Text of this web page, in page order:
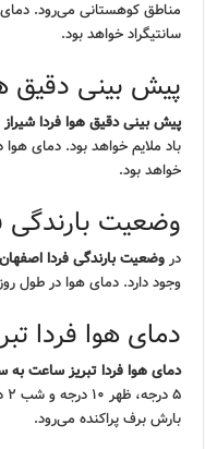
سانتیگراد خواهد بود.
پیش بینی دقیق
پیش بینی دقیق هوا فردا شیراز
خواهد بود.
وضعیت بارندگی
دروضعیت بارندگی فردا اصفهان
وجود دارد. دمای هوا در طول روز بین ۱۲ تا ۱۷ درجه سانتیگراد
دمای هوا فردا
دمای هوا فردا تبریز ساعت
بارش برف پراکنده می‌رود.